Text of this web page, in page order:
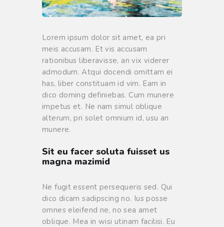
Lorem ipsum dolor sit amet, ea pri
meis accusam. Et vis accusam
rationibus liberavisse, an vix viderer
admodum. Atqui docendi omittam ei
has, liber constituam id vim. Eam in
dico doming definiebas. Cum munere
impetus et. Ne nam simul oblique
alterum, pri solet omnium id, usu an
munere.
Sit eu facer soluta fuisset us
magna mazimid
Ne fugit essent persequeris sed. Qui
dico dicam sadipscing no. Ius posse
omnes eleifend ne, no sea amet
oblique. Mea in wisi utinam facilisi. Eu